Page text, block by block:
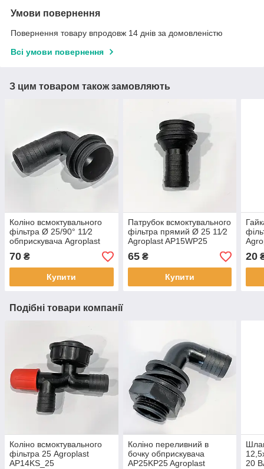
Умови повернення
Повернення товару впродовж 14 днів за домовленістю
Всі умови повернення
З цим товаром також замовляють
Коліно всмоктувального
фільтра Ø 25/90° 11⁄2
обприскувача Agroplast
AP14K25
70 ₴
Купити
Патрубок всмоктувального
фільтра прямий Ø 25 11⁄2
Agroplast AP15WP25
65₴
Купити
20
Подібні товари компанії
Коліно всмоктувального
фільтра 25 Agroplast
AP14KS_25
Коліно переливний в
бочку обприскувача
AP25KP25 Agroplast
20